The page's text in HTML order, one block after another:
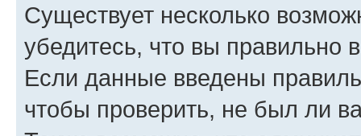
Существует несколько
убедитесь, что вы правильно
Если данные введены
чтобы проверить, не был ли